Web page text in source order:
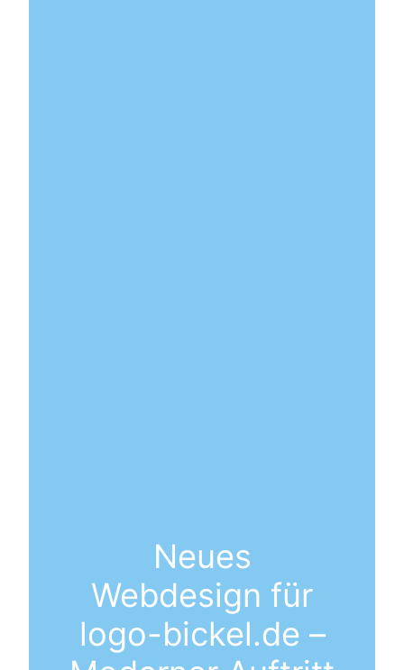
Neues
Webdesign für
logo-bickel.de –